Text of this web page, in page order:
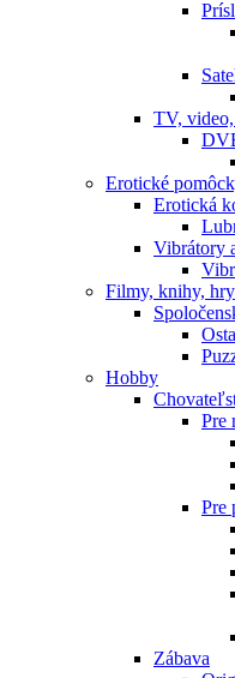
TV,
Erotické
Erotická
Vibrátory
Filmy, knihy, hry
Hobby
Pre
Pre
Zábava